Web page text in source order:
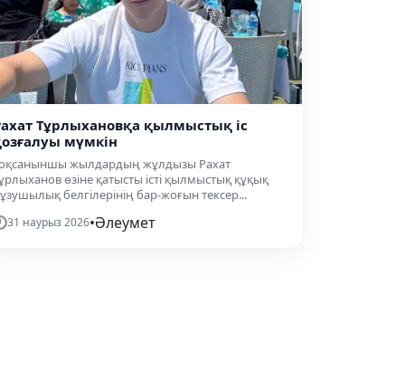
Тұрлыхановқа қылмыстық іс
мүмкін
жылдардың жұлдызы Рахат
өзіне қатысты істі қылмыстық құқық
белгілерінің бар-жоғын тексер...
31 наурыз 2026•Әлеумет